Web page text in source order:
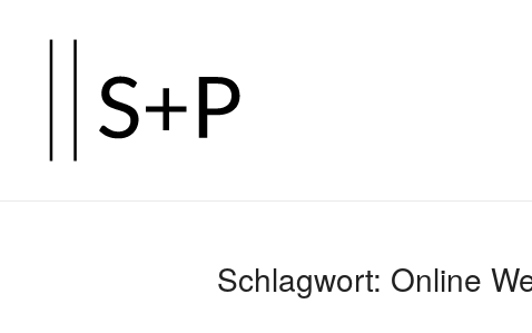
Hauptinhalt
springen
Schlagwort: Online